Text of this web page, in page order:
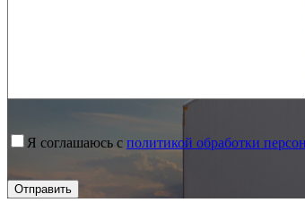
Я соглашаюсь с политикой обработки